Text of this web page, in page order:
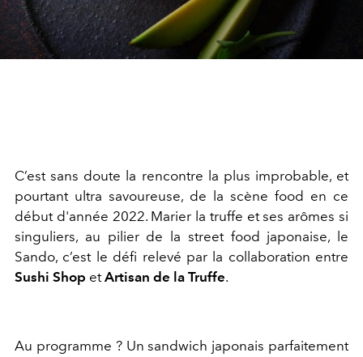
C’est sans doute la rencontre la plus improbable, et
pourtant ultra savoureuse, de la scène food en ce
début d'année 2022. Marier la truffe et ses arômes si
singuliers, au pilier de la street food japonaise, le
Sando, c’est le défi relevé par la collaboration entre
Sushi Shop etArtisan de la Truffe.
Au programme ? Un sandwich japonais parfaitement